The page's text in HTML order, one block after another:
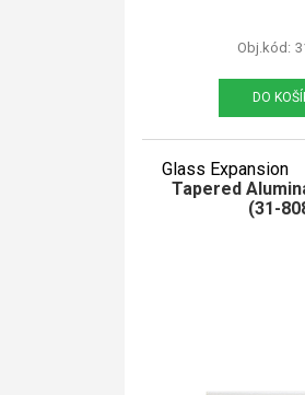
Obj.kód:
DO
Glass Expansion
Tapered
(31-